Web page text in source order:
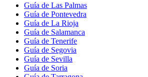
Guía de Las Palmas
Guía de Pontevedra
Guía de La Rioja
Guía de Salamanca
Guía de Tenerife
Guía de Segovia
Guía de Sevilla
Guía de Soria